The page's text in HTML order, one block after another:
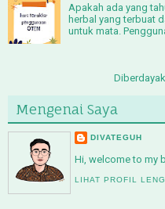
Apakah ada yang
herbal yang terbuat
untuk mata.
Mengenai Saya
DIVATEGUH
Hi, welcome to my
LIHAT PROFIL